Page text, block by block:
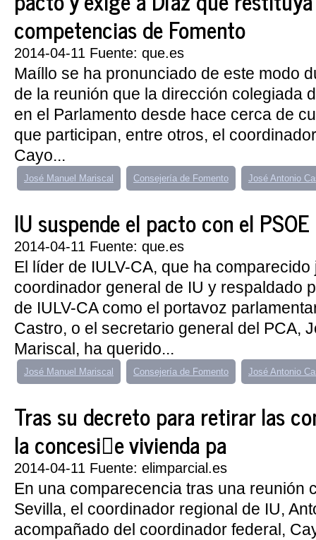
competencias de Fomento
2014-04-11 Fuente: que.es
Maíllo se ha pronunciado de este modo
de la reunión que la dirección colegiada
en el Parlamento desde hace cerca de
que participan, entre otros, el
Cayo...
José Manuel Mariscal Consejería de Fomento José Antonio
IU suspende el pacto con el
2014-04-11 Fuente: que.es
El líder de IULV-CA, que ha comparecido
coordinador general de IU y respaldado
de IULV-CA como el portavoz
Castro, o el secretario general del PCA,
Mariscal, ha querido...
José Manuel Mariscal Consejería de Fomento José Antonio
Tras su decreto para retirar las
la concesi󮠤e vivienda pa
2014-04-11 Fuente: elimparcial.es
En una comparecencia tras una reunión
Sevilla, el coordinador regional de IU,
acompañado del coordinador federal,